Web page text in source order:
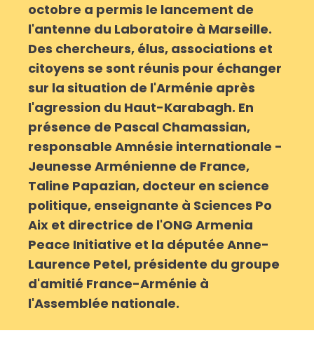
octobre a permis le lancement de
l'antenne du Laboratoire à Marseille.
Des chercheurs, élus, associations et
citoyens se sont réunis pour échanger
sur la situation de l'Arménie après
l'agression du Haut-Karabagh. En
présence de Pascal Chamassian,
responsable Amnésie internationale -
Jeunesse Arménienne de France,
Taline Papazian, docteur en science
politique, enseignante à Sciences Po
Aix et directrice de l'ONG Armenia
Peace Initiative et la députée Anne-
Laurence Petel, présidente du groupe
d'amitié France-Arménie à
l'Assemblée nationale.